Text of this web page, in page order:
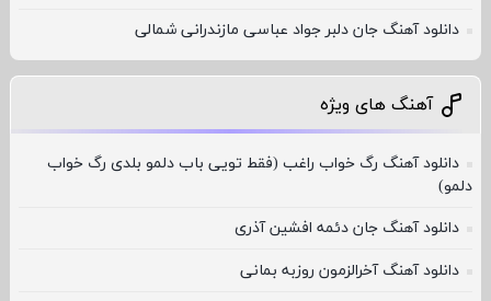
دانلود آهنگ جان دلبر جواد عباسی مازندرانی شمالی
آهنگ های ویژه
دانلود آهنگ رگ خواب راغب (فقط تویی باب دلمو بلدی رگ خواب
دلمو)
دانلود آهنگ جان دئمه افشین آذری
دانلود آهنگ آخرالزمون روزبه بمانی